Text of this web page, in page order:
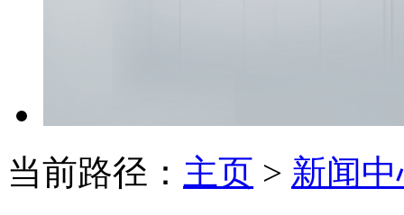
当前路径： 主页 > 新闻